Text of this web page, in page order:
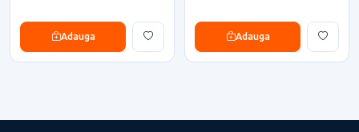
Adauga Adauga